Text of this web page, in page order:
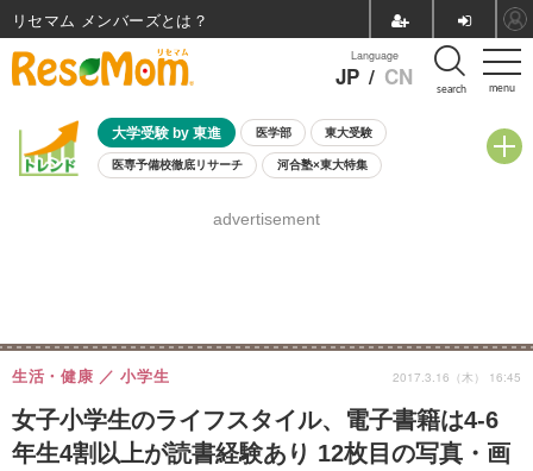
menu
Language
JP / CN search
大学受験 by 東進 医学部 東大受験
医専予備校徹底リサーチ 河合塾×東大特集
8月開催学校説明会・相談会
advertisement
女子小学生のライフスタイル、電子書籍は4-6
年生4割以上が読書経験あり 12枚目の写真・画
生活・健康 小学生 2017.3.16（木） 16:45
リセマム メンバーズ